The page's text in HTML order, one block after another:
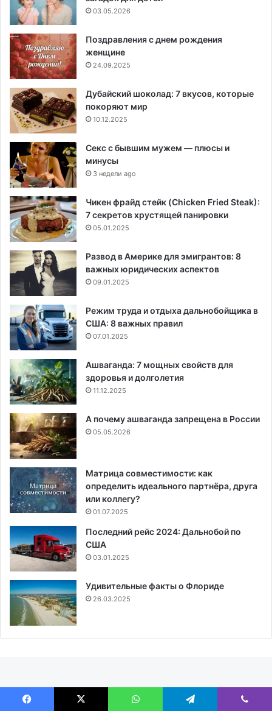
03.05.2026
Поздравления с днем рождения
женщине
24.09.2025
Дубайский шоколад: 7 вкусов, которые
покоряют мир
10.12.2025
Секс с бывшим мужем — плюсы и
минусы
3 недели ago
Чикен фрайд стейк (Chicken Fried Steak):
7 секретов хрустящей панировки
05.01.2025
Развод в Америке для эмигрантов: 8
важных юридических аспектов
09.01.2025
Режим труда и отдыха дальнобойщика в
США: 8 важных правил
07.01.2025
Ашваганда: 7 мощных свойств для
здоровья и долголетия
11.12.2025
А почему ашваганда запрещена в России
05.05.2026
Матрица совместимости: как
определить идеального партнёра, друга
или коллегу?
01.07.2025
Последний рейс 2024: Дальнобой по
США
03.01.2025
Удивительные факты о Флориде
26.03.2025